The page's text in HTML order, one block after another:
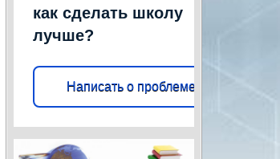
как сделать школу
лучше?
Написать о проблеме